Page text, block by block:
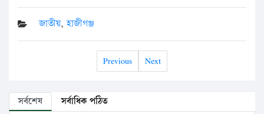
জাতীয়,হাজীগঞ্জ
Previous Next
সর্বশেষ সর্বাধিক পঠিত